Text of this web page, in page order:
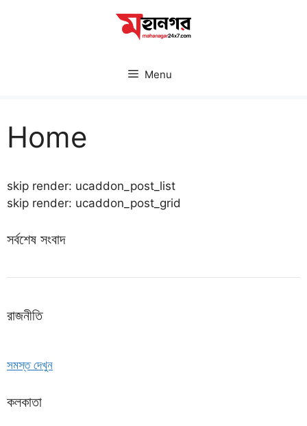
Menu
Home
skip render: ucaddon_post_list
skip render: ucaddon_post_grid
সর্বশেষ সংবাদ
রাজনীতি
সমস্ত দেখুন
কলকাতা